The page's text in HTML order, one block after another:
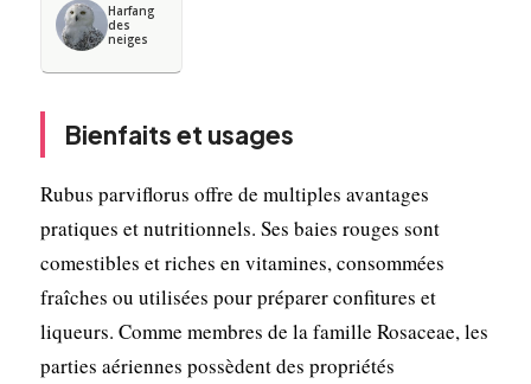
Harfang
des
neiges
Bienfaits et usages
Rubus parviflorus offre de multiples avantages
pratiques et nutritionnels. Ses baies rouges sont
comestibles et riches en vitamines, consommées
fraîches ou utilisées pour préparer confitures et
liqueurs. Comme membres de la famille Rosaceae, les
parties aériennes possèdent des propriétés